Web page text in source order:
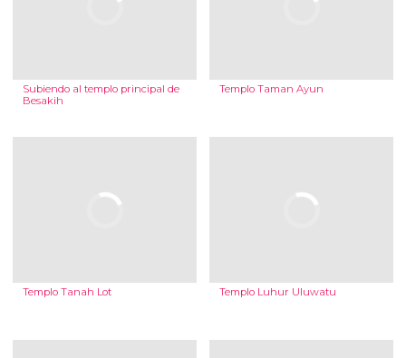
Subiendo al templo principal de
Besakih
Templo Taman Ayun
Templo Tanah Lot Templo Luhur Uluwatu